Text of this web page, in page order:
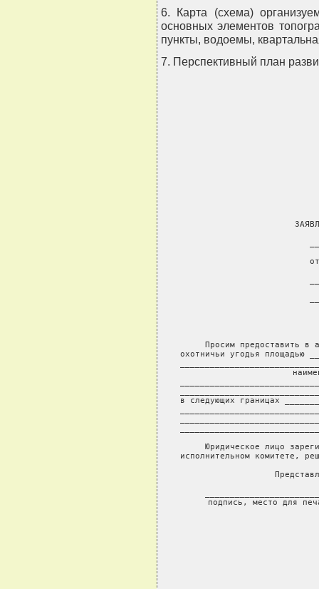
6. Карта (схема)
основных элементов
пункты, водоемы,
7. Перспективный план
Просим предоставить в
охотничьи угодья площадью
в следующих границах
Юридическое лицо
исполнительном комитете,
подпись, место для